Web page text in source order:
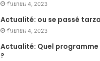
กันยายน 4, 2023
Actualité: ou se passé
กันยายน 4, 2023
Actualité: Quel programme
?